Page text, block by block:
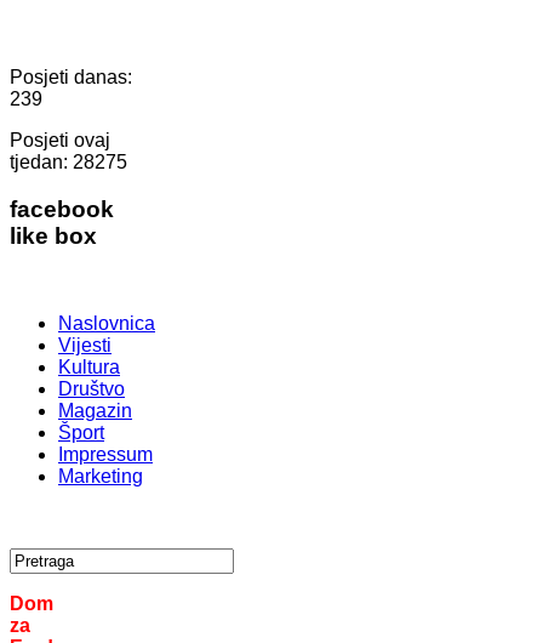
Posjeti danas:
239
Posjeti ovaj
tjedan: 28275
facebook
like box
Naslovnica
Vijesti
Kultura
Društvo
Magazin
Šport
Impressum
Marketing
Dom
za